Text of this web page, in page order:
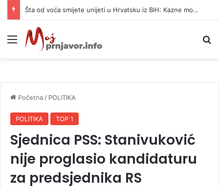
Šta od voća smijete unijeti u Hrvatsku iz BiH: Kazne mogu dostići 13.260 evra
Meni
Početna / POLITIKA
POLITIKA TOP 1
Sjednica PSS: Stanivuković
nije proglasio kandidaturu
za predsjednika RS